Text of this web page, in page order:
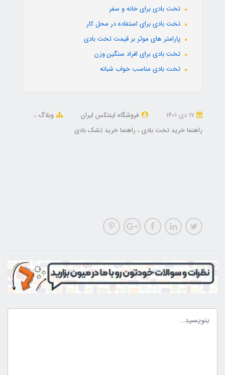
تخت بادی برای خانه و سفر
تخت بادی برای استفاده در محل کار
پارامتر های موثر بر قیمت تخت بادی
تخت بادی برای افراد سنگین وزن
تخت بادی مناسب خواب شبانه
فروشگاه اینتکس ایران
وبلاگ
راهنما خرید تخت بادی
راهنما خرید تشک بادی